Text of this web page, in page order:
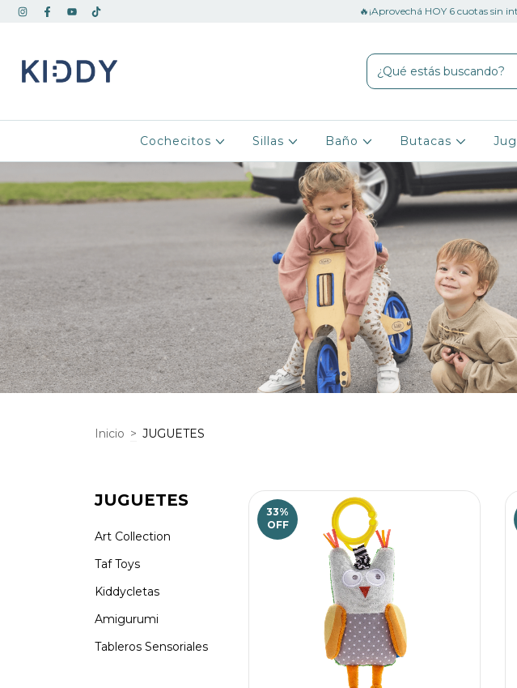
🔥¡Aprovechá HOY 6 cuotas sin
Cochecitos Sillas Baño Butacas
Inicio > JUGUETES
JUGUETES
Art Collection
Taf Toys
Kiddycletas
Amigurumi
Tableros Sensoriales
33%
OFF